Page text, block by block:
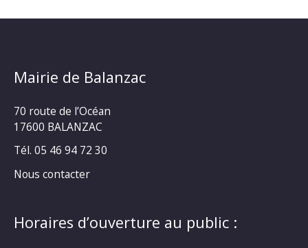
Mairie de Balanzac
70 route de l’Océan
17600 BALANZAC
Tél. 05 46 94 72 30
Nous contacter
Horaires d’ouverture au public :